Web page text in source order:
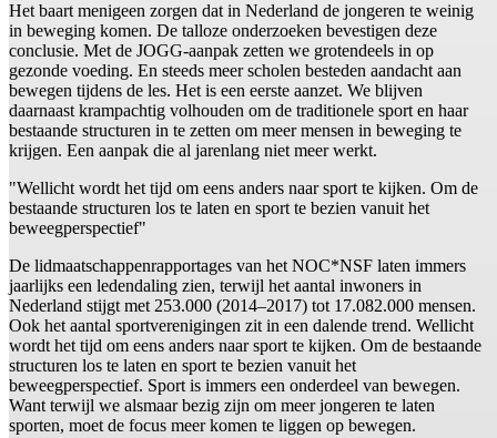
Het baart menigeen zorgen dat in Nederland de jongeren te weinig
in beweging komen. De talloze onderzoeken bevestigen deze
conclusie. Met de JOGG-aanpak zetten we grotendeels in op
gezonde voeding. En steeds meer scholen besteden aandacht aan
bewegen tijdens de les. Het is een eerste aanzet. We blijven
daarnaast krampachtig volhouden om de traditionele sport en haar
bestaande structuren in te zetten om meer mensen in beweging te
krijgen. Een aanpak die al jarenlang niet meer werkt.
"Wellicht wordt het tijd om eens anders naar sport te kijken. Om de
bestaande structuren los te laten en sport te bezien vanuit het
beweegperspectief"
De lidmaatschappenrapportages van het NOC*NSF laten immers
jaarlijks een ledendaling zien, terwijl het aantal inwoners in
Nederland stijgt met 253.000 (2014–2017) tot 17.082.000 mensen.
Ook het aantal sportverenigingen zit in een dalende trend. Wellicht
wordt het tijd om eens anders naar sport te kijken. Om de bestaande
structuren los te laten en sport te bezien vanuit het
beweegperspectief. Sport is immers een onderdeel van bewegen.
Want terwijl we alsmaar bezig zijn om meer jongeren te laten
sporten, moet de focus meer komen te liggen op bewegen.